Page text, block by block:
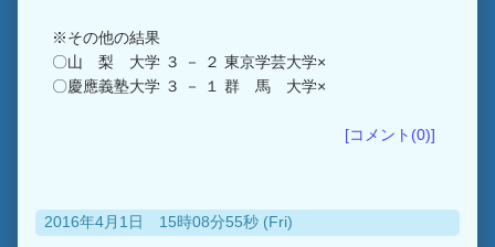
※その他の結果
〇山 梨 大学 ３ － ２ 東京学芸大学×
〇慶應義塾大学 ３ － １ 群 馬 大学×
[コメント(0)]
2016年4月1日 15時08分55秒 (Fri)